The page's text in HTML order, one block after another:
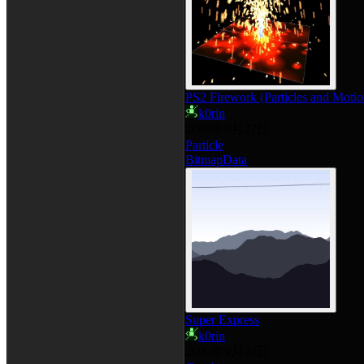
PS2 Firework (Particles and
k0rin
Particle
BitmapData
Super Express
k0rin